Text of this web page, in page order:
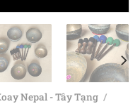
Nepal - Tây Tạng /